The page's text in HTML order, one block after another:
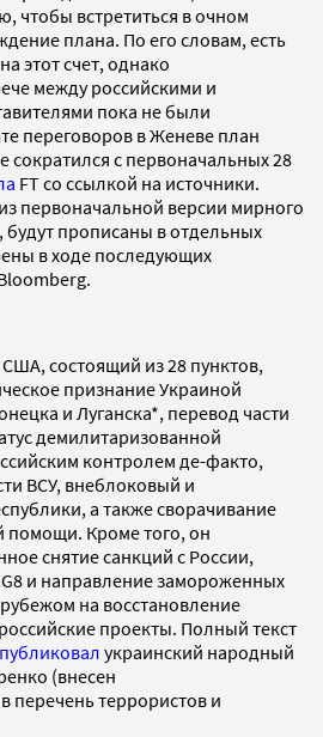
чтобы встретиться в очном
плана. По его словам, есть
этот счет, однако
между российскими и
пока не были
переговоров в Женеве план
сократился с первоначальных 28
FT со ссылкой на источники.
первоначальной версии мирного
прописаны в отдельных
в ходе последующих
состоящий из 28 пунктов,
признание Украиной
и Луганска*, перевод части
демилитаризованной
контролем де-факто,
ВСУ, внеблоковый и
а также сворачивание
помощи. Кроме того, он
снятие санкций с России,
и направление замороженных
на восстановление
проекты. Полный текст
украинский народный
(внесен
перечень террористов и